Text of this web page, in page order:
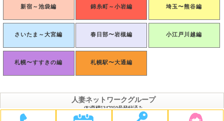
新宿～池袋編 錦糸町～小岩編 埼玉〜熊谷編
さいたま～大宮編 春日部〜岩槻編 小江戸川越編
札幌〜すすきの編 札幌駅〜大通編
人妻ネットワークグループ
(R)商標5347050号登録済み